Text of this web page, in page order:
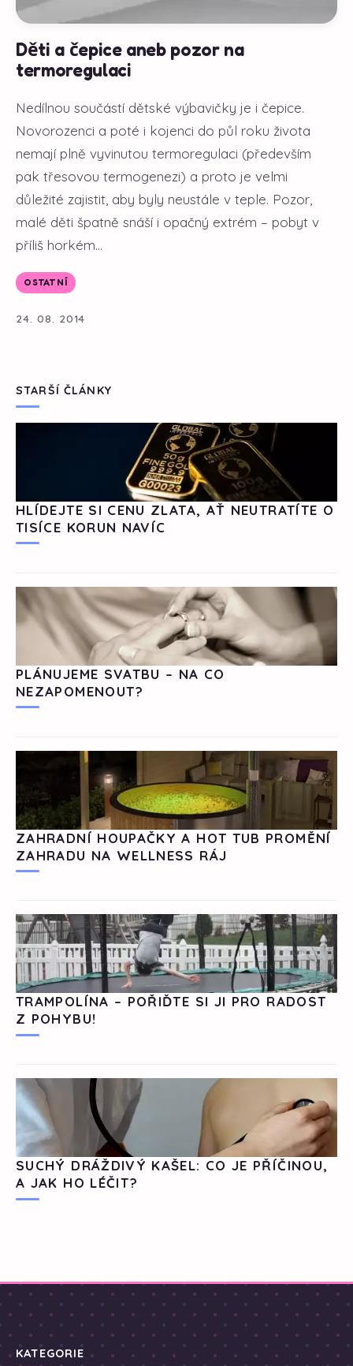
Děti a čepice aneb pozor na
termoregulaci
Nedílnou součástí dětské výbavičky je i čepice.
Novorozenci a poté i kojenci do půl roku života
nemají plně vyvinutou termoregulaci (především
pak třesovou termogenezi) a proto je velmi
důležité zajistit, aby byly neustále v teple. Pozor,
malé děti špatně snáší i opačný extrém – pobyt v
příliš horkém...
OSTATNÍ
24. 08. 2014
STARŠÍ ČLÁNKY
HLÍDEJTE SI CENU ZLATA, AŤ NEUTRATÍTE O
TISÍCE KORUN NAVÍC
PLÁNUJEME SVATBU – NA CO
NEZAPOMENOUT?
ZAHRADNÍ HOUPAČKY A HOT TUB PROMĚNÍ
ZAHRADU NA WELLNESS RÁJ
TRAMPOLÍNA – POŘIĎTE SI JI PRO RADOST
Z POHYBU!
SUCHÝ DRÁŽDIVÝ KAŠEL: CO JE PŘÍČINOU,
A JAK HO LÉČIT?
KATEGORIE